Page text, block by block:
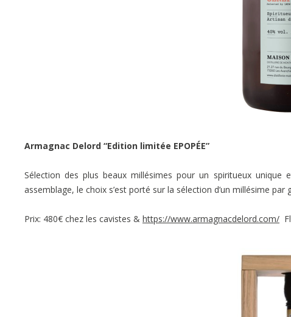
Armagnac Delord “Edition limitée EPOPÉE”
Sélection des plus beaux millésimes pour un spiritueux
assemblage, le choix s’est porté sur la sélection d’un millésime par
Prix: 480€ chez les cavistes & https://www.armagnacdelord.com/